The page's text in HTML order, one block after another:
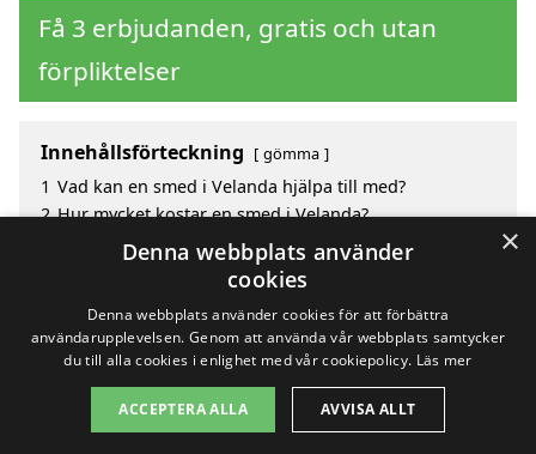
Få 3 erbjudanden, gratis och utan
förpliktelser
Innehållsförteckning gömma
1 Vad kan en smed i Velanda hjälpa till med?
2 Hur mycket kostar en smed i Velanda?
Fördelar med att välja smed i Velanda
Sök efter en skicklig smed i de omgivande städerna
Copyright 2026 - Pilanto Aps
Om / kontakt Blogg Webbplatskarta Villkor
×
Denna webbplats använder
cookies
Denna webbplats använder cookies för att förbättra
användarupplevelsen. Genom att använda vår webbplats samtycker
du till alla cookies i enlighet med vår cookiepolicy. Läs mer
ACCEPTERA ALLA AVVISA ALLT